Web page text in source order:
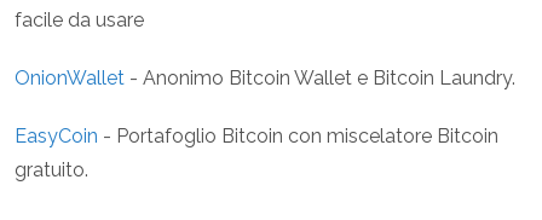
facile da usare
OnionWallet - Anonimo Bitcoin Wallet e Bitcoin Laundry.
EasyCoin - Portafoglio Bitcoin con miscelatore Bitcoin
gratuito.